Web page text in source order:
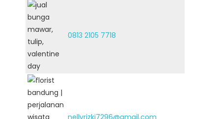
0813 2105 7718
nellyrizki7296@gmail.com